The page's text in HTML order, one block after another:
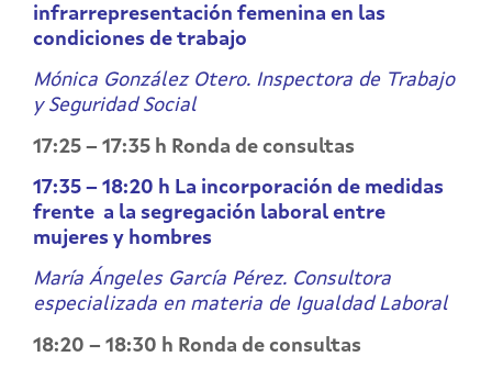
infrarrepresentación femenina en las
condiciones de trabajo
Mónica González Otero. Inspectora de Trabajo
y Seguridad Social
17:25 – 17:35 h Ronda de consultas
17:35 – 18:20 h La incorporación de medidas
frente a la segregación laboral entre
mujeres y hombres
María Ángeles García Pérez. Consultora
especializada en materia de Igualdad Laboral
18:20 – 18:30 h Ronda de consultas